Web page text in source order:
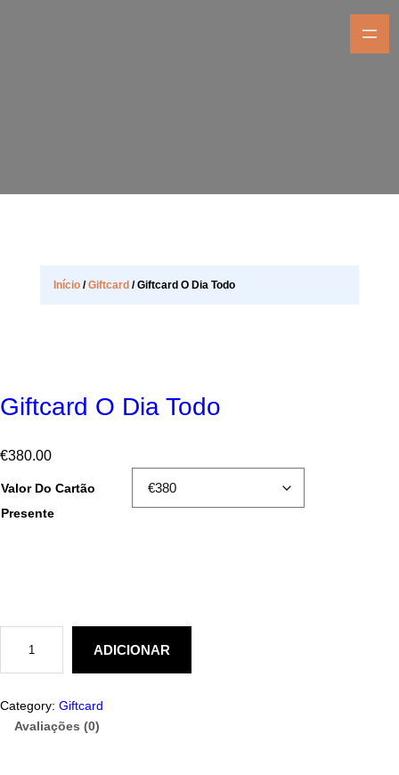
Início/Giftcard / Giftcard O Dia Todo
Giftcard O Dia Todo
€380.00
Valor Do Cartão
Presente
n
i
ADICIONAR
Category: Giftcard
Avaliações (0)